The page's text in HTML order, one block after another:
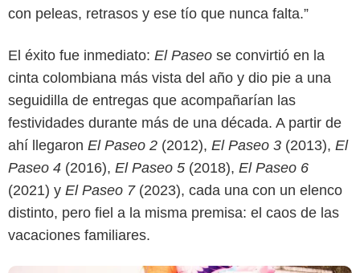
con peleas, retrasos y ese tío que nunca falta.”
El éxito fue inmediato: El Paseo se convirtió en la
cinta colombiana más vista del año y dio pie a una
seguidilla de entregas que acompañarían las
festividades durante más de una década. A partir de
ahí llegaron El Paseo 2 (2012), El Paseo 3 (2013), El
Paseo 4 (2016), El Paseo 5 (2018), El Paseo 6
(2021) y El Paseo 7(2023), cada una con un elenco
distinto, pero fiel a la misma premisa: el caos de las
vacaciones familiares.